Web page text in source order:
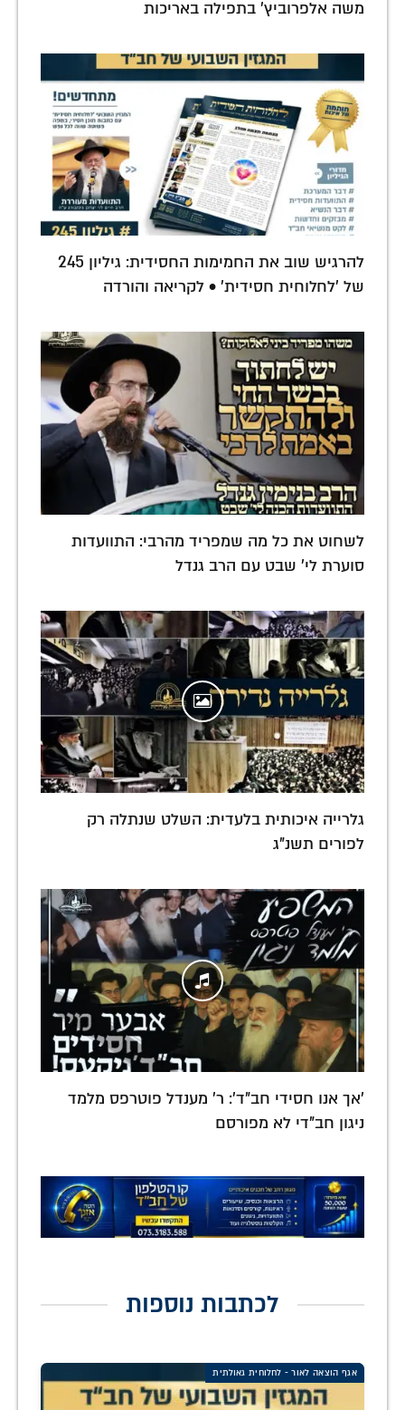
משה אלפרוביץ' בתפילה באריכות
להרגיש שוב את החמימות החסידית: גיליון 245
של 'לחלוחית חסידית' • לקריאה והורדה
לשחוט את כל מה שמפריד מהרבי: התוועדות
סוערת לי' שבט עם הרב גנדל
גלרייה איכותית בלעדית: השלט שנתלה רק
לפורים תשנ"ג
'אך אנו חסידי חב"ד': ר' מענדל פוטרפס מלמד
ניגון חב"די לא מפורסם
לכתבות נוספות
אגף הוצאה לאור - לחלוחית גאולתית